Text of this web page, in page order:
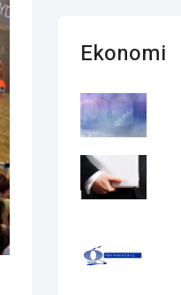
Ekonomi